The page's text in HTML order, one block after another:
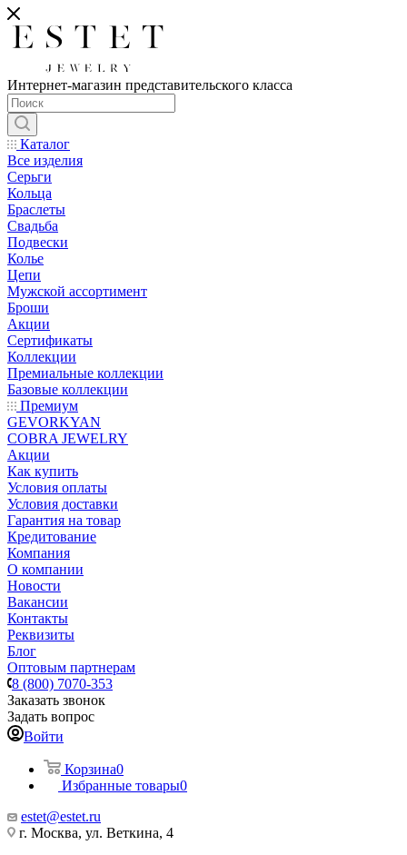
Интернет-магазин представительского класса
Каталог
Все изделия
Серьги
Кольца
Браслеты
Свадьба
Подвески
Колье
Цепи
Мужской ассортимент
Броши
Акции
Сертификаты
Коллекции
Премиальные коллекции
Базовые коллекции
Премиум
GEVORKYAN
COBRA JEWELRY
Акции
Как купить
Условия оплаты
Условия доставки
Гарантия на товар
Кредитование
Компания
О компании
Новости
Вакансии
Контакты
Реквизиты
Блог
Оптовым партнерам
8 (800) 7070-353
Заказать звонок
Задать вопрос
Войти
Корзина0
Избранные товары0
estet@estet.ru
г. Москва, ул. Веткина, 4